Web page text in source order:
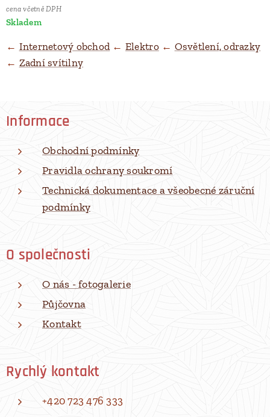
cena včetně DPH
Skladem
← Internetový obchod ← Elektro← Osvětlení, odrazky
← Zadní svítilny
Informace
Obchodní podmínky
Pravidla ochrany soukromí
Technická dokumentace a všeobecné záruční
podmínky
O společnosti
O nás - fotogalerie
Půjčovna
Kontakt
Rychlý kontakt
+420 723 476 333